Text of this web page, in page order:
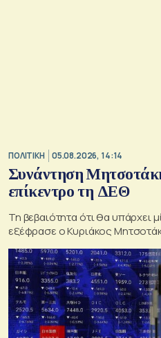
ΠΟΛΙΤΙΚΗ 05.08.2026, 14:14
Συνάντηση
επίκεντρο τη ΔΕΘ
Τη βεβαιότητα ότι θα υπάρχει
εξέφρασε ο Κυριάκος